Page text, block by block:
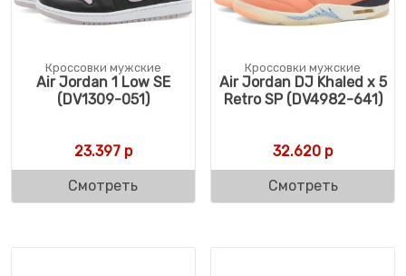
Кроссовки мужские
Air Jordan 1 Low SE
(DV1309-051)
23.397р
Смотреть
Кроссовки мужские
Air Jordan DJ Khaled x 5
Retro SP (DV4982-641)
32.620 р
Смотреть